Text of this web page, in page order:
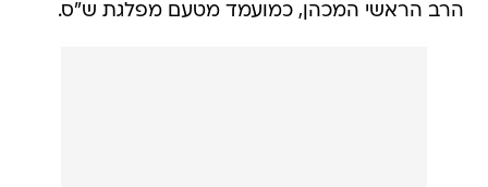
הרב הראשי המכהן, כמועמד מטעם מפלגת ש"ס.